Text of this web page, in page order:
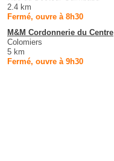
2.4 km
Fermé, ouvre à 8h30
M&M Cordonnerie du Centre
Colomiers
5 km
Fermé, ouvre à 9h30